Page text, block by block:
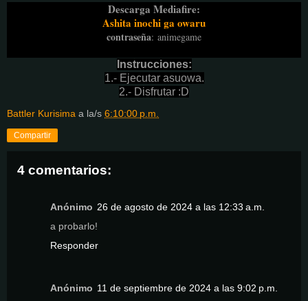
Descarga Mediafire:
Ashita inochi ga owaru
contraseña: animegame
Instrucciones:
1.- Ejecutar asuowa.
2.- Disfrutar :D
Battler Kurisima a la/s 6:10:00 p.m.
Compartir
4 comentarios:
Anónimo 26 de agosto de 2024 a las 12:33 a.m.
a probarlo!
Responder
Anónimo 11 de septiembre de 2024 a las 9:02 p.m.